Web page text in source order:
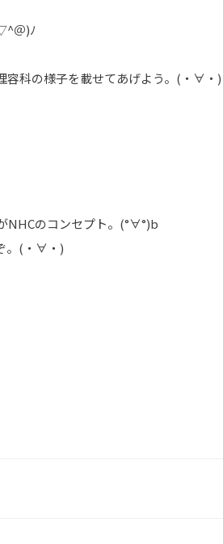
＠)ﾉ
容科の様子を載せてあげよう。(・∀・)
NHCのコンセプト。(°∀°)b
。(・∀・)